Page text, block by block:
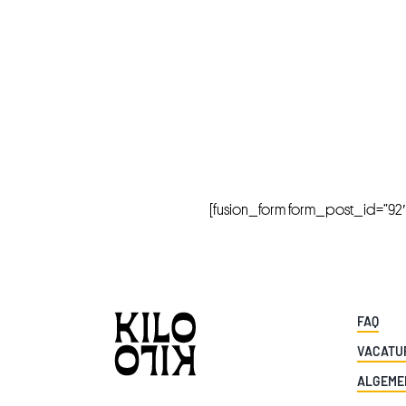
[fusion_form
FAQ